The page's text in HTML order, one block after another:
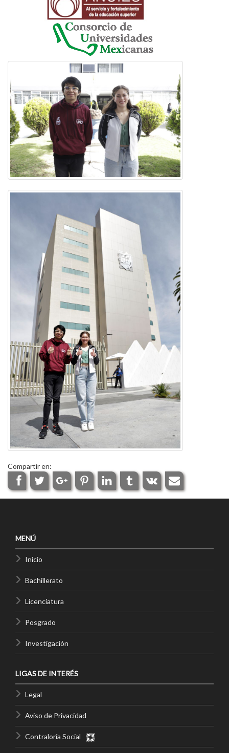
Compartir en:
MENÚ
Inicio
Bachillerato
Licenciatura
Posgrado
Investigación
LIGAS DE INTERÉS
Legal
Aviso de Privacidad
Contraloría Social